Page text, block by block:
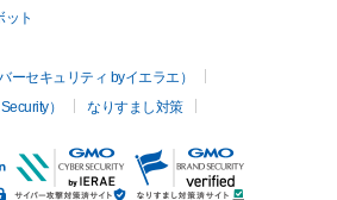
ット
ーセキュリティ byイエラエ）
）
なりすまし対策